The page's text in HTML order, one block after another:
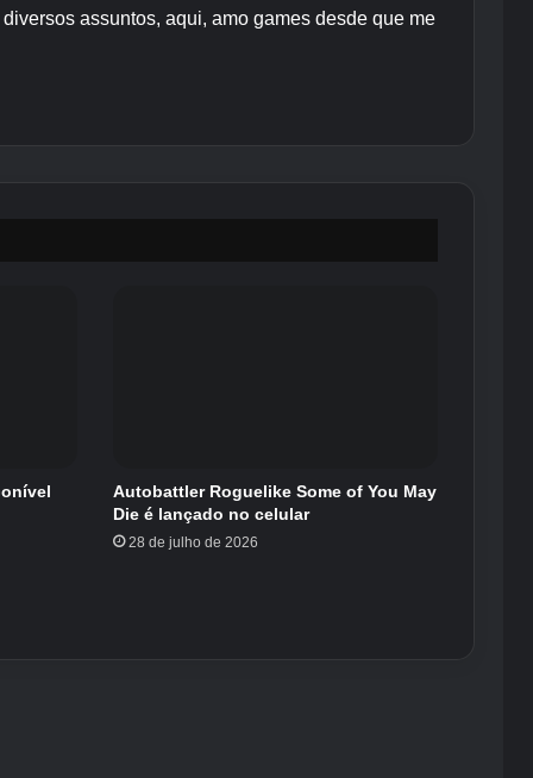
assuntos, aqui, amo games desde que me
Autobattler Roguelike Some of You May
Die é lançado no celular
28 de julho de 2026